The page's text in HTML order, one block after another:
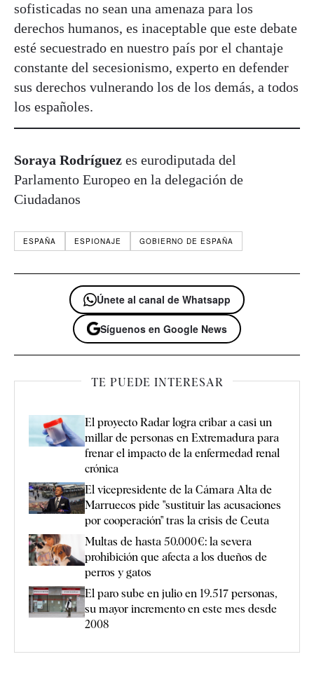
sofisticadas no sean una amenaza para los
derechos humanos, es inaceptable que este debate
esté secuestrado en nuestro país por el chantaje
constante del secesionismo, experto en defender
sus derechos vulnerando los de los demás, a todos
los españoles.
Soraya Rodríguez es eurodiputada del
Parlamento Europeo en la delegación de
Ciudadanos
ESPAÑA ESPIONAJE GOBIERNO DE ESPAÑA
Únete al canal de Whatsapp
Síguenos en Google News
TE PUEDE INTERESAR
El proyecto Radar logra cribar a casi un
millar de personas en Extremadura para
frenar el impacto de la enfermedad renal
crónica
El vicepresidente de la Cámara Alta de
Marruecos pide "sustituir las acusaciones
por cooperación" tras la crisis de Ceuta
Multas de hasta 50.000€: la severa
prohibición que afecta a los dueños de
perros y gatos
El paro sube en julio en 19.517 personas,
su mayor incremento en este mes desde
2008